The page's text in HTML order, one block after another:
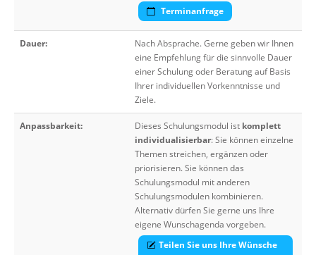
Terminanfrage
Dauer:
Nach Absprache. Gerne geben wir Ihnen
eine Empfehlung für die sinnvolle Dauer
einer Schulung oder Beratung auf Basis
Ihrer individuellen Vorkenntnisse und
Ziele.
Anpassbarkeit: Dieses Schulungsmodul ist komplett
individualisierbar: Sie können einzelne
Themen streichen, ergänzen oder
priorisieren. Sie können das
Schulungsmodul mit anderen
Schulungsmodulen kombinieren.
Alternativ dürfen Sie gerne uns Ihre
eigene Wunschagenda vorgeben.
Teilen Sie uns Ihre Wünsche